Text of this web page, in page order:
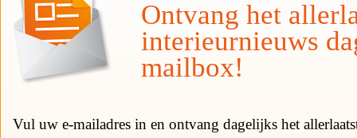
Ontvang het
interieurnieuws
mailbox!
Vul uw e-mailadres in en ontvang dagelijks het